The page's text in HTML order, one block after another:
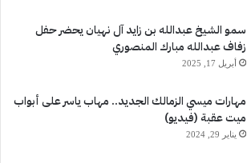
سمو الشيخ عبدالله بن زايد آل نهيان يحضر حفل
زفاف عبدالله مبارك المنصوري
أبريل 17, 2025
مهارات ميسي الزمالك الجديد.. مهاب ياسر على أبواب
ميت عقبة (فيديو)
يناير 29, 2024